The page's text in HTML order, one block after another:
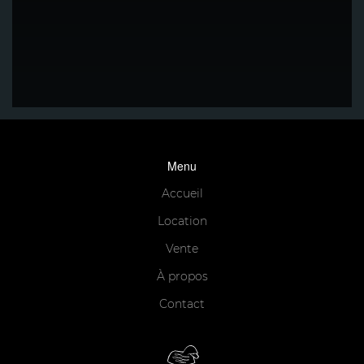
Menu
Accueil
Location
Vente
À propos
Contact